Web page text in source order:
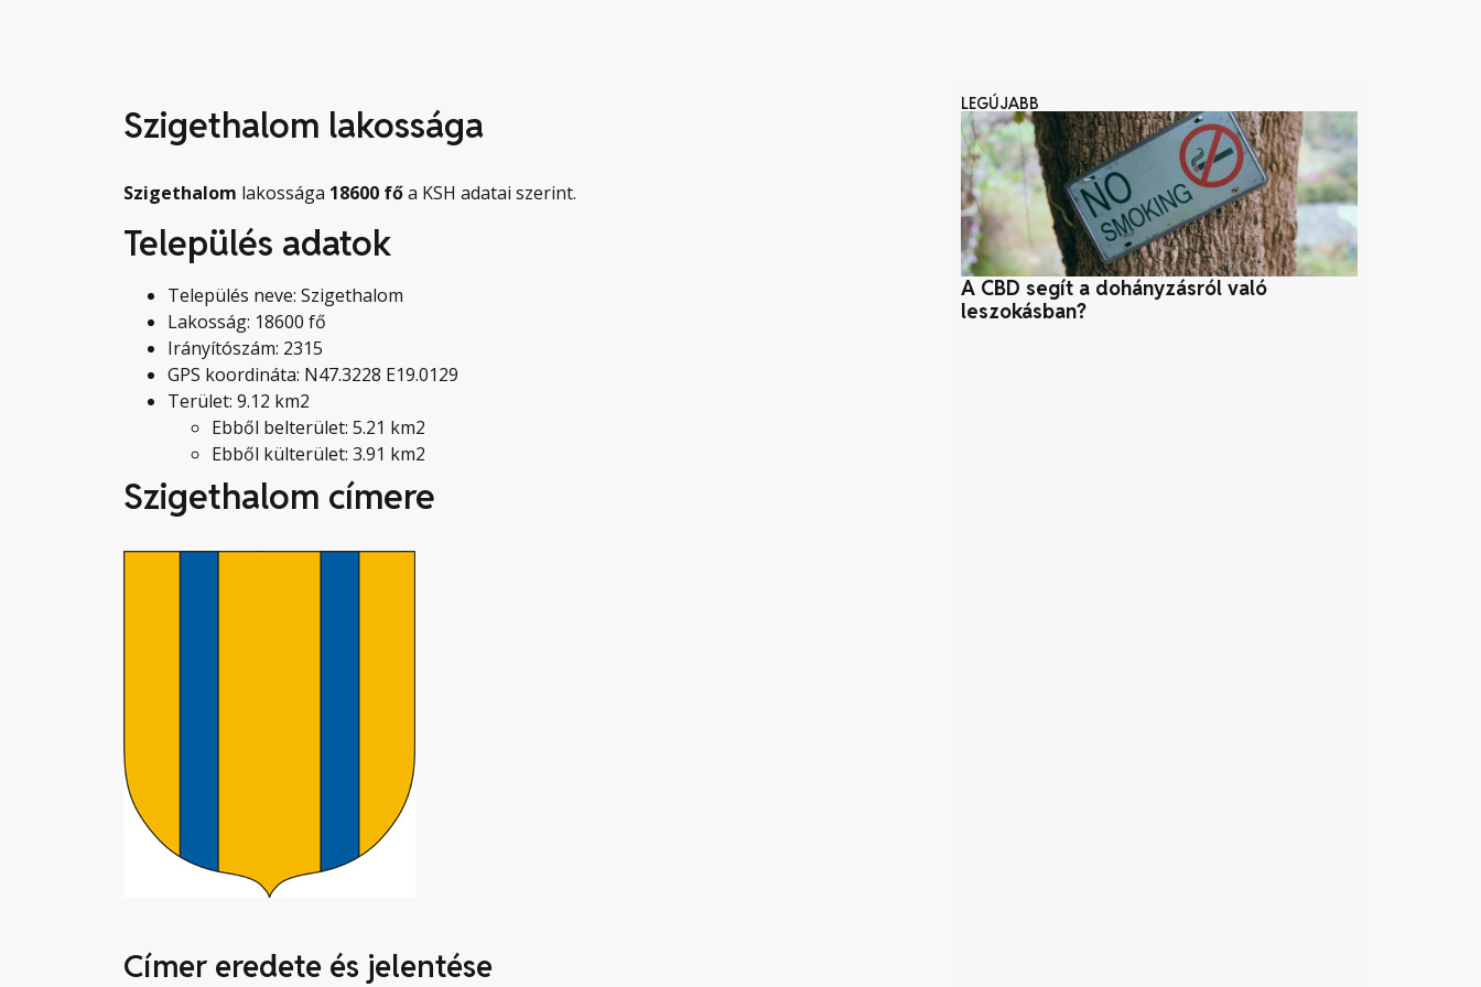
Szigethalom lakossága
Szigethalom lakossága 18600 főa KSH adatai szerint.
Település adatok
Település neve: Szigethalom
Lakosság: 18600 fő
Irányítószám: 2315
GPS koordináta: N47.3228 E19.0129
Terület: 9.12 km2
Ebből belterület: 5.21 km2
Ebből külterület: 3.91 km2
Szigethalom címere
Címer eredete és jelentése
LEGÚJABB
A CBD segít a dohányzásról való
leszokásban?